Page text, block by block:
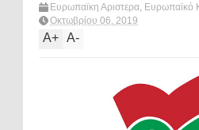
Ευρωπαϊκη Αριστερα, Ευρωπαϊκό
πολιτική,Σχοινας,What's hot?
Οκτωβρίου 06, 2019
A+ A-